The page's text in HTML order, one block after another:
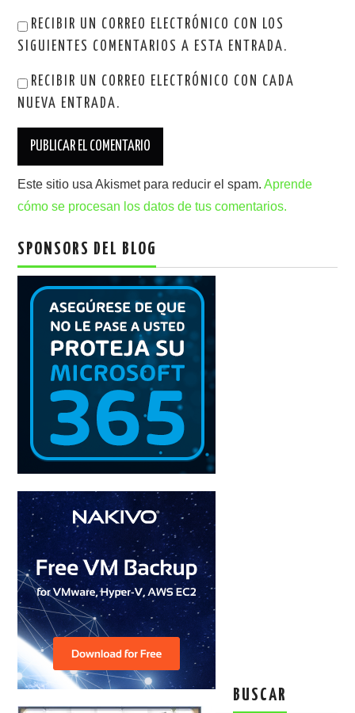
RECIBIR UN CORREO ELECTRÓNICO CON LOS
SIGUIENTES COMENTARIOS A ESTA ENTRADA.
RECIBIR UN CORREO ELECTRÓNICO CON CADA
NUEVA ENTRADA.
Este sitio usa Akismet para reducir el spam.Aprende
cómo se procesan los datos de tus comentarios.
SPONSORS DEL BLOG
BUSCAR